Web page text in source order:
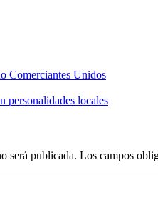
Comerciantes Unidos
personalidades locales
será publicada. Los campos